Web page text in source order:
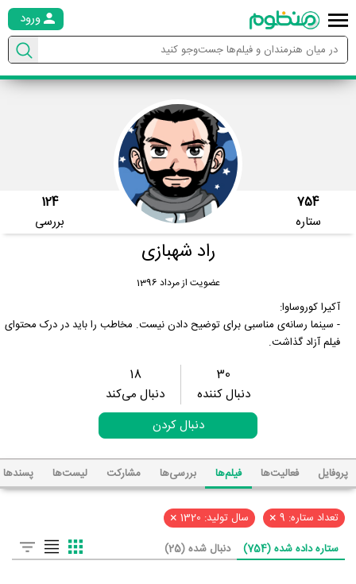
ورود
754
ستاره
124
بررسی
راد شهبازی
عضویت از مرداد 1396
آکیرا کوروساوا:
- سینما رسانه‌ی مناسبی برای توضیح دادن نیست. مخاطب را باید در درک محتوای
فیلم آزاد گذاشت.
30
دنبال کننده
18
دنبال می‌کند
دنبال کردن
پروفایل فعالیت‌ها فیلم‌ها بررسی‌ها مشارکت لیست‌ها پسند‌ها
تعداد ستاره: 9 × سال تولید: 1320 ×
ستاره داده شده (754) دنبال شده (25)